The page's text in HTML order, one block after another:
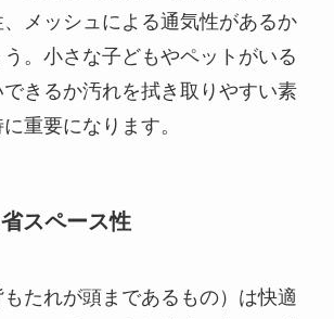
メッシュによる通気性があるか
。小さな子どもやペットがいる
きるか汚れを拭き取りやすい素
重要になります。
スペース性
たれが頭まであるもの）は快適